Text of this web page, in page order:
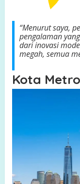
“Menurut saya,
pengalaman
dari inovasi
megah, semua
Kota